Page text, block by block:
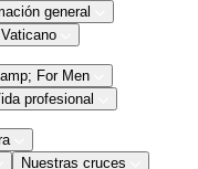
general
Vaticano
For Men
profesional
Nuestras cruces